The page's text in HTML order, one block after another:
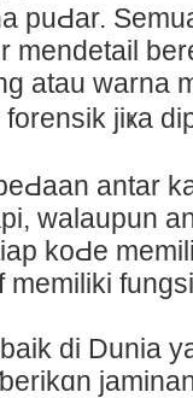
puԀar.
mendetail
atau warna
jiҝa
antar
walaupun
koԀe
memiliki
di Dunia